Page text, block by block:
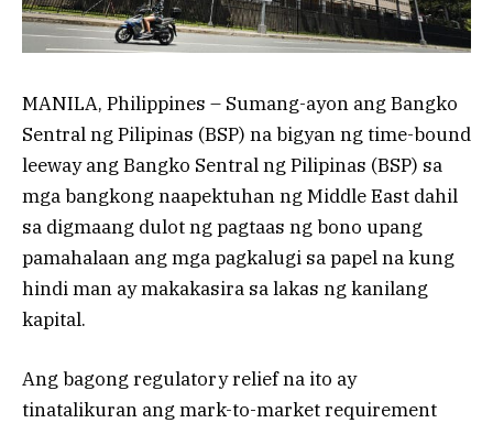
MANILA, Philippines – Sumang-ayon ang Bangko
Sentral ng Pilipinas (BSP) na bigyan ng time-bound
leeway ang Bangko Sentral ng Pilipinas (BSP) sa
mga bangkong naapektuhan ng Middle East dahil
sa digmaang dulot ng pagtaas ng bono upang
pamahalaan ang mga pagkalugi sa papel na kung
hindi man ay makakasira sa lakas ng kanilang
kapital.
Ang bagong regulatory relief na ito ay
tinatalikuran ang mark-to-market requirement